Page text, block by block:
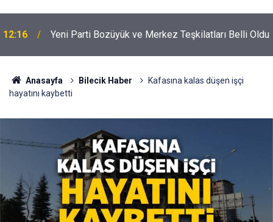
12:16 Yeni Parti Bozüyük ve Merkez Teşkilatları Belli Oldu
Anasayfa Bilecik Haber
Kafasına kalas düşen işçi
hayatını kaybetti